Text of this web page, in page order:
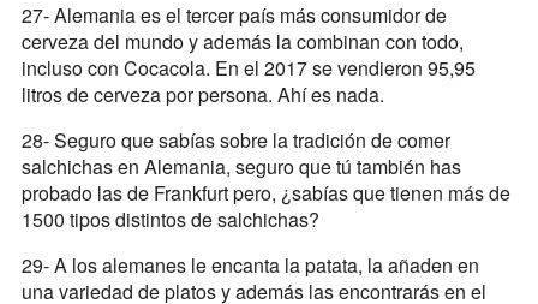
27- Alemania es el tercer país más consumidor de
cerveza del mundo y además la combinan con todo,
incluso con Cocacola. En el 2017 se vendieron 95,95
litros de cerveza por persona. Ahí es nada.
28- Seguro que sabías sobre la tradición de comer
salchichas en Alemania, seguro que tú también has
probado las de Frankfurt pero, ¿sabías que tienen más de
1500 tipos distintos de salchichas?
29- A los alemanes le encanta la patata, la añaden en
una variedad de platos y además las encontrarás en el